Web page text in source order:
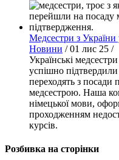
Медсестри з
Новини /01 лис 25 /
Українські
успішно
переходять з посади
медсестрою. Наша
німецької мови,
проходженням
курсів.
Розбивка на сторінки